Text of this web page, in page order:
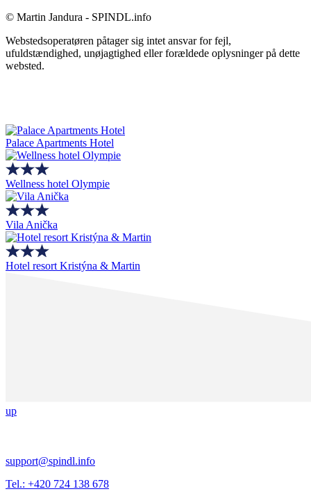
© Martin Jandura - SPINDL.info
Webstedsoperatøren påtager sig intet ansvar for fejl,
ufuldstændighed, unøjagtighed eller forældede oplysninger på dette
websted.
Palace Apartments Hotel
Wellness hotel Olympie
Vila Anička
Hotel resort Kristýna & Martin
up
support@spindl.info
Tel.: +420 724 138 678